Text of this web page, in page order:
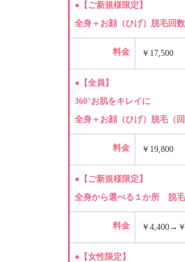
●【ご新規様限定】
全身＋お顔（ひげ）脱毛回
料金 ￥17,500
●【全員】
360°お肌をキレイに
全身＋お顔（ひげ）脱毛（回
料金 ￥19,800
●【ご新規様限定】
全身から選べる１か所 脱毛
料金 ￥4,400→
●【女性限定】